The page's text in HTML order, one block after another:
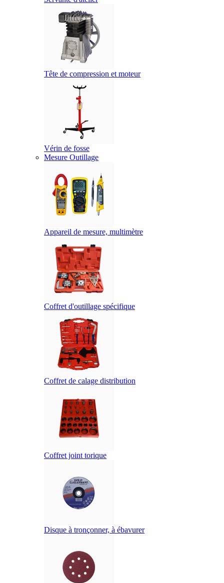
Tête de compression et moteur
Vérin de fosse
Mesure Outillage
Appareil de mesure, multimètre
Coffret d'outillage spécifique
Coffret de calage distribution
Coffret joint torique
Disque à tronçonner, à ébavurer